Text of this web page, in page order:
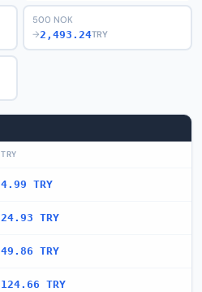
500 NOK
→2,493.24TRY
TRY
4.99 TRY
24.93 TRY
49.86 TRY
124.66 TRY